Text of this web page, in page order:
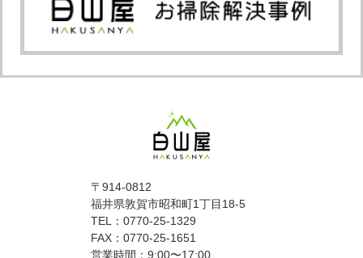
〒914-0812
福井県敦賀市昭和町1丁目18-5
TEL：0770-25-1329
FAX：0770-25-1651
営業時間：9:00〜17:00